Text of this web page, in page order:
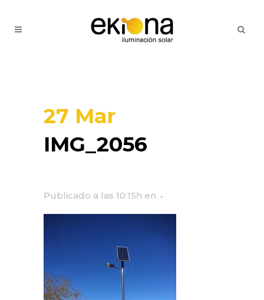
27 Mar
IMG_2056
Publicado a las 10:15h en